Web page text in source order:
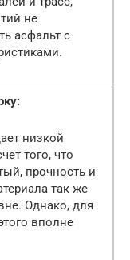
не
асфальт с
низкой
того, что
прочность и
так же
Однако, для
вполне